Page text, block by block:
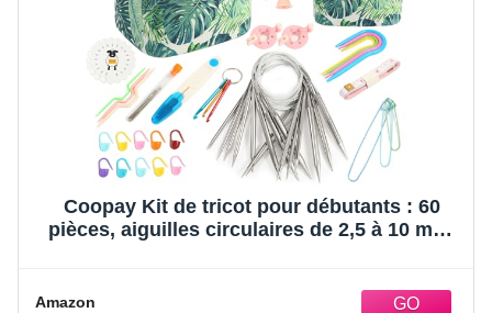
Coopay Kit de tricot pour débutants : 60
pièces, aiguilles circulaires de 2,5 à 10 mm,
Amazon